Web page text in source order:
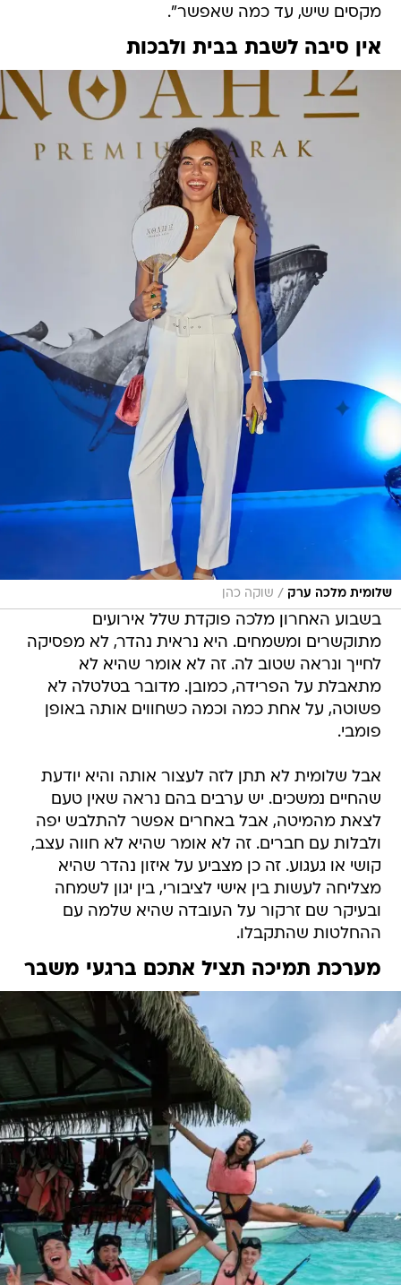
מקסים שיש, עד כמה שאפשר".
אין סיבה לשבת בבית ולבכות
שלומית מלכה ערק / שוקה כהן
בשבוע האחרון מלכה פוקדת שלל אירועים
מתוקשרים ומשמחים. היא נראית נהדר, לא מפסיקה
לחייך ונראה שטוב לה. זה לא אומר שהיא לא
מתאבלת על הפרידה, כמובן. מדובר בטלטלה לא
פשוטה, על אחת כמה וכמה כשחווים אותה באופן
פומבי.
אבל שלומית לא תתן לזה לעצור אותה והיא יודעת
שהחיים נמשכים. יש ערבים בהם נראה שאין טעם
לצאת מהמיטה, אבל באחרים אפשר להתלבש יפה
ולבלות עם חברים. זה לא אומר שהיא לא חווה עצב,
קושי או געגוע. זה כן מצביע על איזון נהדר שהיא
מצליחה לעשות בין אישי לציבורי, בין יגון לשמחה
ובעיקר שם זרקור על העובדה שהיא שלמה עם
ההחלטות שהתקבלו.
מערכת תמיכה תציל אתכם ברגעי משבר